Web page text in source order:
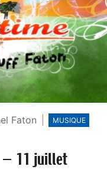
Faton MUSIQUE
— 11 juillet